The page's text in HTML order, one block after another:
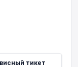
тикет
услугам